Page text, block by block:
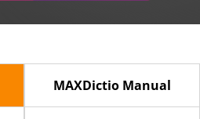
MAXDictio Manual